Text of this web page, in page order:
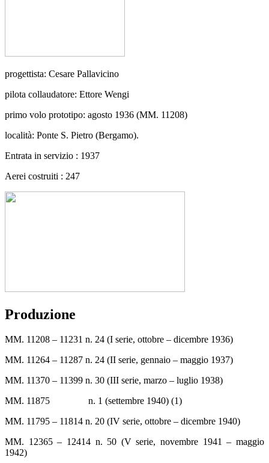
progettista: Cesare Pallavicino
pilota collaudatore: Ettore Wengi
primo volo prototipo: agosto 1936 (MM. 11208)
località: Ponte S. Pietro (Bergamo).
Entrata in servizio : 1937
Aerei costruiti : 247
Produzione
MM. 11208 – 11231 n. 24 (I serie, ottobre – dicembre 1936)
MM. 11264 – 11287 n. 24 (II serie, gennaio – maggio 1937)
MM. 11370 – 11399 n. 30 (III serie, marzo – luglio 1938)
MM. 11875 n. 1 (settembre 1940) (1)
MM. 11795 – 11814 n. 20 (IV serie, ottobre – dicembre 1940)
MM. 12365 – 12414 n. 50 (V serie, novembre 1941 – maggio
1942)